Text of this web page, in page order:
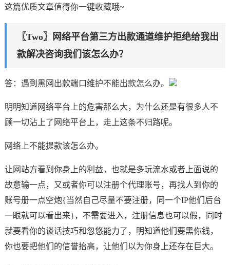
这篇优质文章值得你一键收藏哦~
〖Two〗网络平台第三方出款通道维护拒绝给我出
款解决咨询我们该怎么办？
答：遇到黑网出款端口维护不能出款怎么办。
明明知道网络平台上的危害那么大，为什么还是有很多人不
顾一切沾上了网络平台上，走上这条不归路呢。
网络上不能提款该怎么办。
让网站方看到你身上的利益，也就是多玩流水或者上面说的
故意输一点，又或者你可以注册个代理账号，再找人到你的
账号册一点空炮{当然自己尽量不要注册，同一个IP他们后台
一眼就可以看出来}，不需要进入，注册信息也可以假，同时
就要看你的谈话技巧和忽悠能力了，明知道他们要黑你钱，
你也要把他们的信誉抬高，让他们以为你身上还存在巨大。